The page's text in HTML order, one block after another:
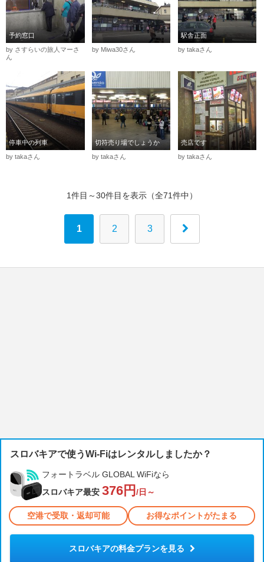
予約窓口
by さすらいの旅人マーさ
ん
by Miwa30さん
駅舎正面
by takaさん
停車中の列車
by takaさん
切符売り場でしょうか
by takaさん
売店です
by takaさん
1件目～30件目を表示（全71件中）
1 2 3
スロバキアで使うWi-Fiはレンタルしましたか？
フォートラベル GLOBAL WiFiなら
スロバキア最安 376円 /日～
空港で受取・返却可能 お得なポイントがたまる
スロバキアの料金プランを見る